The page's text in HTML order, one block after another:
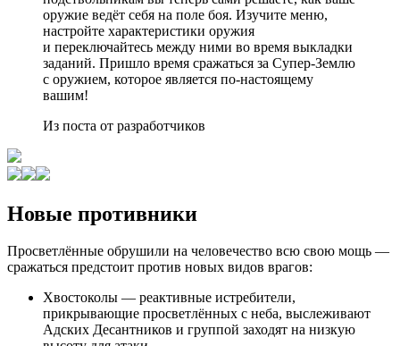
оружие ведёт себя на поле боя. Изучите меню,
настройте характеристики оружия
и переключайтесь между ними во время выкладки
заданий. Пришло время сражаться за Супер-Землю
с оружием, которое является по-настоящему
вашим!
Из поста от разработчиков
Новые противники
Просветлённые обрушили на человечество всю свою мощь —
сражаться предстоит против новых видов врагов:
Хвостоколы — реактивные истребители,
прикрывающие просветлённых с неба, выслеживают
Адских Десантников и группой заходят на низкую